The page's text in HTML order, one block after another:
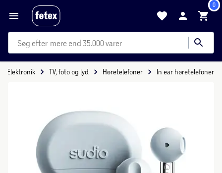
0
mere end 35.000 varer
Elektronik TV, foto og lyd Høretelefoner In ear høretelefoner